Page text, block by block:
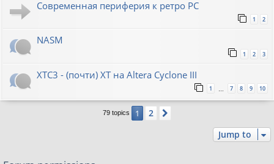
Современная периферия к ретро PC
1 2
NASM
1 2 3
XTC3 - (почти) XT на Altera Cyclone III
1 7 8 9 10
79 topics 1 2
Jump to